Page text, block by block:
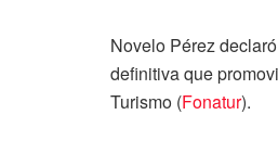
Novelo Pérez
definitiva que
Turismo (Fonatur).